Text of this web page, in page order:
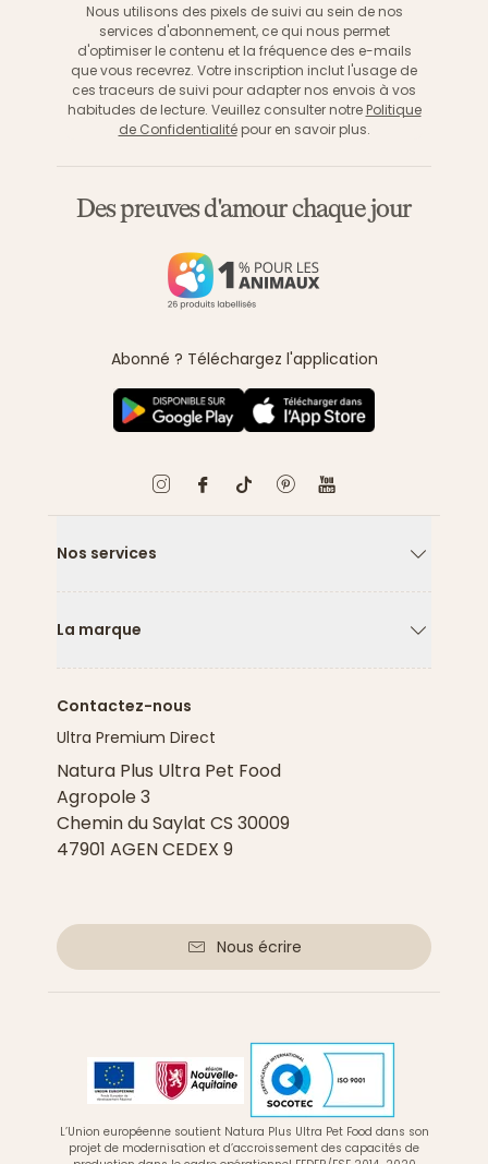
Nous utilisons des pixels de suivi au sein de nos
services d'abonnement, ce qui nous permet
d'optimiser le contenu et la fréquence des e-mails
que vous recevrez. Votre inscription inclut l'usage de
ces traceurs de suivi pour adapter nos envois à vos
habitudes de lecture. Veuillez consulter notre Politique
de Confidentialitépour en savoir plus.
Des preuves d'amour chaque jour
Abonné ? Téléchargez l'application
Nos services
La marque
Contactez-nous
Ultra Premium Direct
Natura Plus Ultra Pet Food
Agropole 3
Chemin du Saylat CS 30009
47901 AGEN CEDEX 9
Nous écrire
L’Union européenne soutient Natura Plus Ultra Pet Food dans son
projet de modernisation et d’accroissement des capacités de